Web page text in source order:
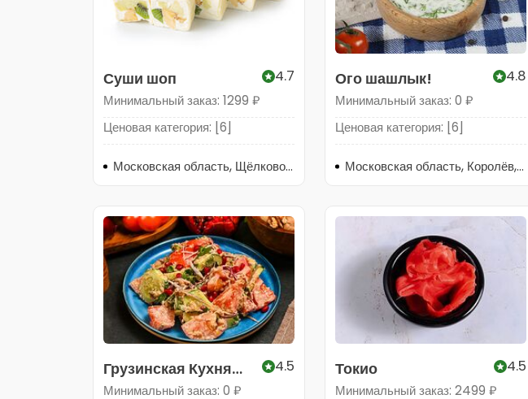
Суши шоп 4.7
Минимальный заказ: 1299 ₽
Ценовая категория: [6]
Московская область, Щёлково, Центральная улица, 17
Ого шашлык! 4.8
Минимальный заказ: 0 ₽
Ценовая категория: [6]
Московская область, Королёв, микрорайон Юбилейный, улица М.К. Тихонравова, 50
Грузинская Кухня
Кутаиси
4.5
Минимальный заказ: 0 ₽
Токио 4.5
Минимальный заказ: 2499 ₽